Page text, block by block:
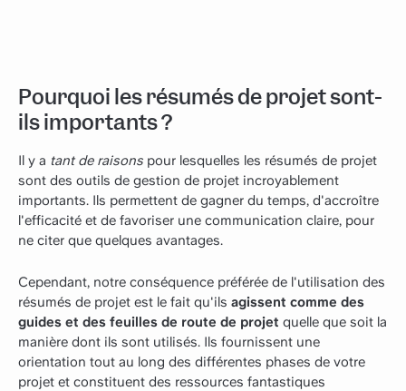
Pourquoi les résumés de projet sont-
ils importants ?
Il y a tant de raisons pour lesquelles les résumés de projet
sont des outils de gestion de projet incroyablement
importants. Ils permettent de gagner du temps, d'accroître
l'efficacité et de favoriser une communication claire, pour
ne citer que quelques avantages.
Cependant, notre conséquence préférée de l'utilisation des
résumés de projet est le fait qu'ils agissent comme des
guides et des feuilles de route de projet quelle que soit la
manière dont ils sont utilisés. Ils fournissent une
orientation tout au long des différentes phases de votre
projet et constituent des ressources fantastiques